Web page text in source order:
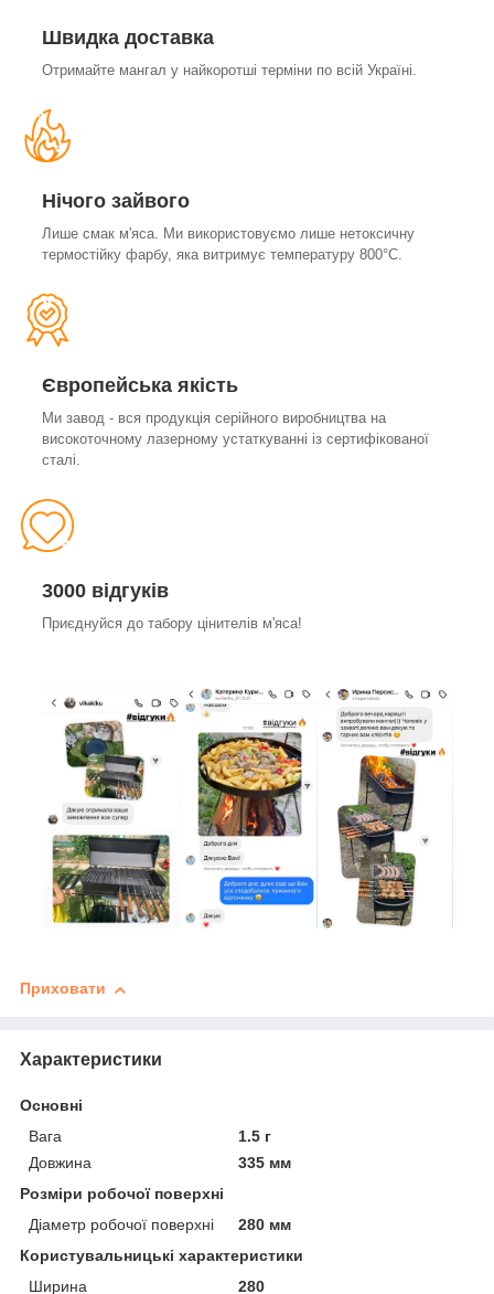
Швидка доставка
Отримайте мангал у найкоротші терміни по всій Україні.
Нічого зайвого
Лише смак м'яса. Ми використовуємо лише нетоксичну
термостійку фарбу, яка витримує температуру 800°С.
Європейська якість
Ми завод - вся продукція серійного виробництва на
високоточному лазерному устаткуванні із сертифікованої
сталі.
3000 відгуків
Приєднуйся до табору цінителів м'яса!
Приховати
Характеристики
Основні
Вага
1.5 г
Довжина
335 мм
Розміри робочої поверхні
Діаметр робочої поверхні
280 мм
Користувальницькі характеристики
Ширина
280